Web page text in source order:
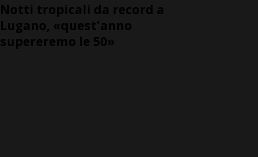
Notti tropicali da record a
Lugano, «quest'anno
supereremo le 50»